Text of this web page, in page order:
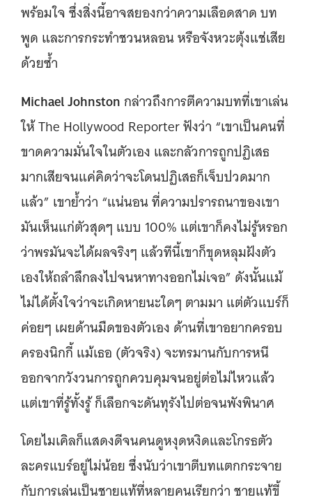
พร้อมใจ ซึ่งสิ่งนี้อาจสยองกว่าความเลือดสาด บท
พูด และการกระทำชวนหลอน หรือจังหวะตุ้งแช่เสีย
ด้วยซ้ำ
Michael Johnston กล่าวถึงการตีความบทที่เขาเล่น
ให้ The Hollywood Reporter ฟังว่า “เขาเป็นคนที่
ขาดความมั่นใจในตัวเอง และกลัวการถูกปฏิเสธ
มากเสียจนแค่คิดว่าจะโดนปฏิเสธก็เจ็บปวดมาก
แล้ว” เขาย้ำว่า “แน่นอน ที่ความปรารถนาของเขา
มันเห็นแก่ตัวสุดๆ แบบ 100% แต่เขาก็คงไม่รู้หรอก
ว่าพรมันจะได้ผลจริงๆ แล้วทีนี้เขาก็ขุดหลุมฝังตัว
เองให้ถลำลึกลงไปจนหาทางออกไม่เจอ” ดังนั้นแม้
ไม่ได้ตั้งใจว่าจะเกิดหายนะใดๆ ตามมา แต่ตัวแบร์ก็
ค่อยๆ เผยด้านมืดของตัวเอง ด้านที่เขาอยากครอบ
ครองนิกกี้ แม้เธอ (ตัวจริง) จะทรมานกับการหนี
ออกจากวังวนการถูกควบคุมจนอยู่ต่อไม่ไหวแล้ว
แต่เขาที่รู้ทั้งรู้ ก็เลือกจะดันทุรังไปต่อจนพังพินาศ
โดยไมเคิลก็แสดงดีจนคนดูหงุดหงิดและโกรธตัว
ละครแบร์อยู่ไม่น้อย ซึ่งนับว่าเขาตีบทแตกกระจาย
กับการเล่นเป็นชายแท้ที่หลายคนเรียกว่า ชายแท้ขี้